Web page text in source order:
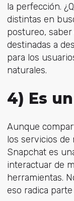
la perfección.
distintas en
postureo,
destinadas a
para los
naturales.
4) Es
Aunque
los servicios de
Snapchat es
interactuar de
herramientas.
eso radica